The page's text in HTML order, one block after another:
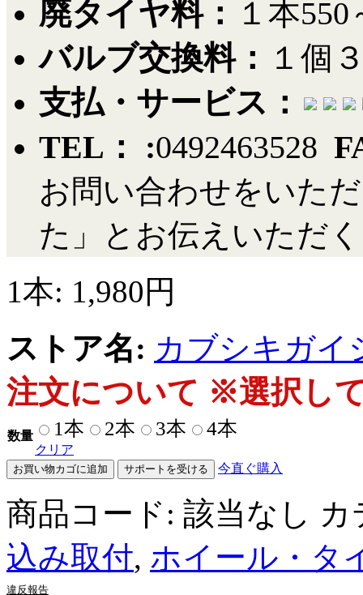
廃タイヤ料： １本550
バルブ交換料： １個
支払・サービス：
TEL： :0492463528
お問い合わせをいた
た」とお伝えいただ
1本: 1,980円
ストア名: カブシキガイ
注文について ※選択し
数量 1本 2本 3本 4本
クリア
お買い物カゴに追加 サポートを受ける 今直ぐ購入
商品コード: 該当なし
込み取付, ホイール・タ
違反報告